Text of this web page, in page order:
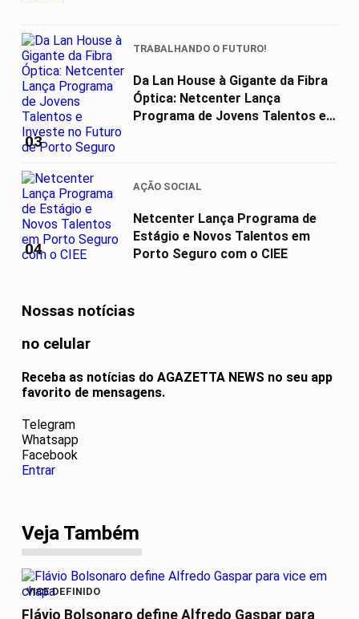
03
TRABALHANDO O FUTURO!
Da Lan House à Gigante da Fibra
Óptica: Netcenter Lança
Programa de Jovens Talentos e
04
AÇÃO SOCIAL
Netcenter Lança Programa de
Estágio e Novos Talentos em
Porto Seguro com o CIEE
Nossas notícias
no celular
Receba as notícias do AGAZETTA NEWS no seu app
favorito de mensagens.
Telegram
Whatsapp
Facebook
Entrar
Veja Também
VICE DEFINIDO
Flávio Bolsonaro define Alfredo Gaspar para